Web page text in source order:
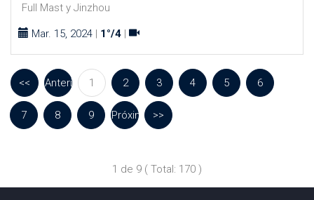
Full Mast y Jinzhou
Mar. 15, 2024 | 1°/4 |
<< Anterior 1 2 3 4 5 6
7 8 9 Próxima >>
1 de 9 ( Total: 170 )